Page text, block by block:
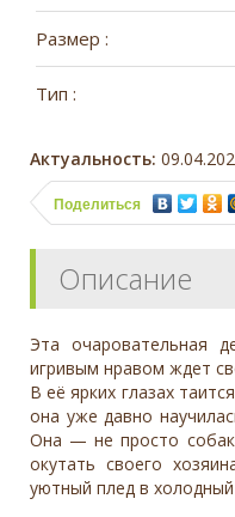
Размер :
Тип :
Актуальность:
Поделиться
Описание
Эта очаровательная
игривым нравом ждет
В её ярких глазах
она уже давно
Она — не просто
окутать своего
уютный плед в холодный